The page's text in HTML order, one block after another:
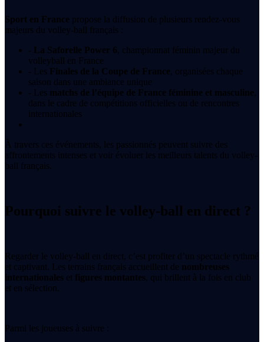
Sport en France propose la diffusion de plusieurs rendez-vous
majeurs du volley-ball français :
- La Saforelle Power 6, championnat féminin majeur du
volleyball en France
- Les Finales de la Coupe de France, organisées chaque
saison dans une ambiance unique
- Les matchs de l’équipe de France féminine et masculine,
dans le cadre de compétitions officielles ou de rencontres
internationales
À travers ces événements, les passionnés peuvent suivre des
affrontements intenses et voir évoluer les meilleurs talents du volley-
ball français.
Pourquoi suivre le volley-ball en direct ?
Regarder le volley-ball en direct, c’est profiter d’un spectacle rythmé
et captivant. Les terrains français accueillent de nombreuses
internationales et figures montantes, qui brillent à la fois en club
et en sélection.
Parmi les joueuses à suivre :